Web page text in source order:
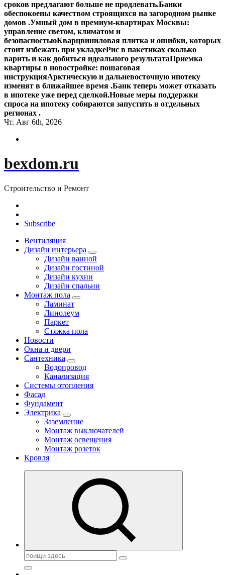
сроков предлагают больше не продлевать.Банки
обеспокоены качеством строящихся на загородном рынке
домов .Умный дом в премиум-квартирах Москвы:
управление светом, климатом и
безопасностьюКварцвиниловая плитка и ошибки, которых
стоит избежать при укладкеРис в пакетиках сколько
варить и как добиться идеального результатаПриемка
квартиры в новостройке: пошаговая
инструкцияАрктическую и дальневосточную ипотеку
изменят в ближайшее время .Банк теперь может отказать
в ипотеке уже перед сделкой.Новые меры поддержки
спроса на ипотеку собираются запустить в отдельных
регионах .
Чт. Авг 6th, 2026
bexdom.ru
Строительство и Ремонт
Subscribe
Вентиляция
Дизайн интерьера
Дизайн ванной
Дизайн гостиной
Дизайн кухни
Дизайн спальни
Монтаж пола
Ламинат
Линолеум
Паркет
Стяжка пола
Новости
Окна и двери
Сантехника
Водопровод
Канализация
Системы отопления
Фасад
Фундамент
Электрика
Заземление
Монтаж выключателей
Монтаж освещения
Монтаж розеток
Кровля
Поиск: